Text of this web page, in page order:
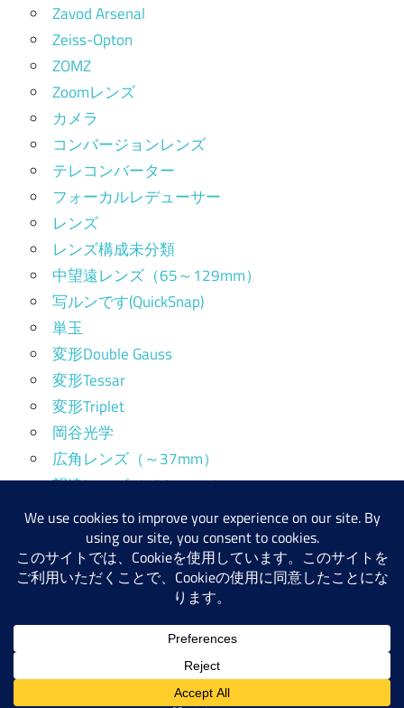
Zavod Arsenal
Zeiss-Opton
ZOMZ
Zoomレンズ
カメラ
コンバージョンレンズ
テレコンバーター
フォーカルレデューサー
レンズ
レンズ構成未分類
中望遠レンズ（65～129mm）
写ルンです(QuickSnap)
単玉
変形Double Gauss
変形Tessar
変形Triplet
岡谷光学
広角レンズ（～37mm）
望遠レンズ（130mm～）
標準レンズ（38～64mm）
産業用レンズ
WordPress テーマ: Maxwell by ThemeZee